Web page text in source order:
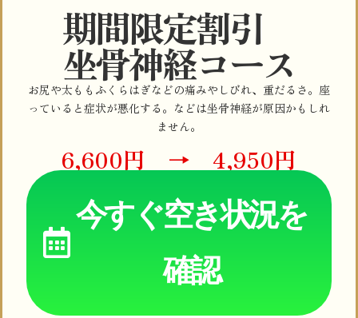
期間限定割引
坐骨神経コース
お尻や太ももふくらはぎなどの痛みやしびれ、重だるさ。座
っていると症状が悪化する。などは坐骨神経が原因かもしれ
ません。
6,600円 → 4,950円
今すぐ空き状況を
確認